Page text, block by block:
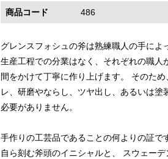
商品コード 486
グレンスフォシュの斧は熟練職人の手によ
生産工程での分業はなく、それぞれの職人
間をかけて丁寧に作り上げます。 そのた
レ、研磨やならし、ツヤ出し、あるいは塗
必要がありません。
手作りの工芸品であることの何よりの証で
自ら刻む斧頭のイニシャルと、 スウェー